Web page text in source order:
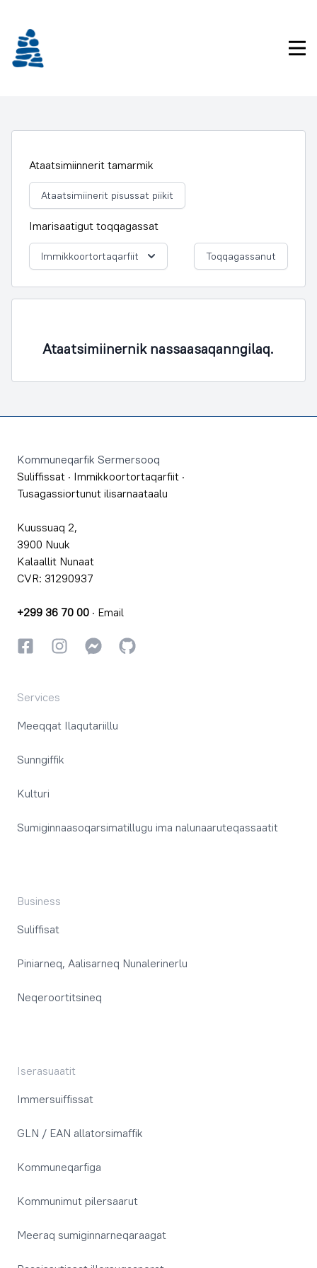
Ataatsimiinnerit tamarmik
Ataatsimiinerit pisussat piikit
Imarisaatigut toqqagassat
Immikkoortortaqarfiit Toqqagassanut
Ataatsimiinernik nassaasaqanngilaq.
Kommuneqarfik Sermersooq
Suliffissat · Immikkoortortaqarfiit ·
Tusagassiortunut ilisarnaataalu
Kuussuaq 2,
3900 Nuuk
Kalaallit Nunaat
CVR: 31290937
+299 36 70 00 · Email
FacebookkiInstagrammiInstagrammi
GitHub
Services
Meeqqat Ilaqutariillu
Sunngiffik
Kulturi
Sumiginnaasoqarsimatillugu ima nalunaaruteqassaatit
Business
Suliffisat
Piniarneq, Aalisarneq Nunalerinerlu
Neqeroortitsineq
Iserasuaatit
Immersuiffissat
GLN / EAN allatorsimaffik
Kommuneqarfiga
Kommunimut pilersaarut
Meeraq sumiginnarneqaraagat